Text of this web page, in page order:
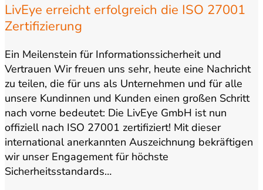
LivEye erreicht erfolgreich die ISO 27001
Zertifizierung
Ein Meilenstein für Informationssicherheit und
Vertrauen Wir freuen uns sehr, heute eine Nachricht
zu teilen, die für uns als Unternehmen und für alle
unsere Kundinnen und Kunden einen großen Schritt
nach vorne bedeutet: Die LivEye GmbH ist nun
offiziell nach ISO 27001 zertifiziert! Mit dieser
international anerkannten Auszeichnung bekräftigen
wir unser Engagement für höchste
Sicherheitsstandards…